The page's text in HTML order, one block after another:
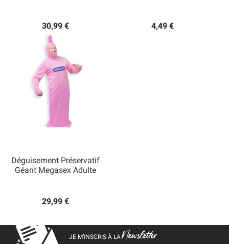
30,99 € 4,49 €
Déguisement Préservatif
Géant Megasex Adulte
29,99 €
JE M’INSCRIS À LANewsletter